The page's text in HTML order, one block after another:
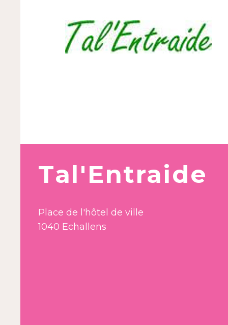
Tal'Entraide
Place de l'hôtel de ville
1040 Echallens